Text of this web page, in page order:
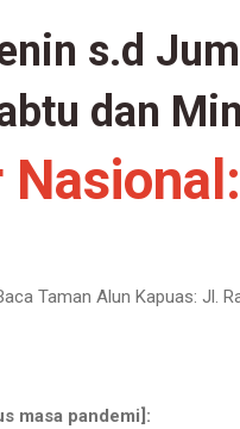
s.d
dan
Nasional:
Taman Alun Kapuas: Jl.
masa pandemi]: